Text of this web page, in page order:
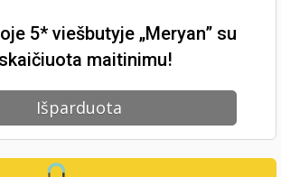
5* viešbutyje „Meryan” su
maitinimu!
Išparduota